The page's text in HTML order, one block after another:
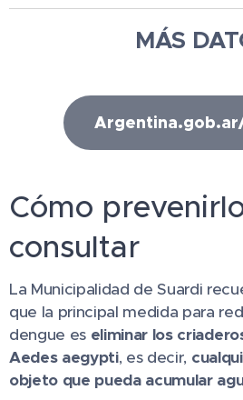
MÁS
Cómo
consultar
La Municipalidad de Suardi
que la principal medida para
dengue es eliminar los
Aedes aegypti, es decir,
objeto que pueda acumular